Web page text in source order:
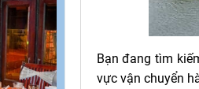
Bạn đang tìm
vực vận chuyển